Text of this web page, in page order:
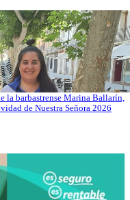
la barbastrense Marina Ballarín,
de Nuestra Señora 2026